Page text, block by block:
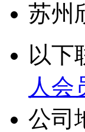
苏州
以下
人会
公